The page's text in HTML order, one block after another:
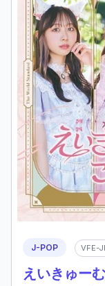
J-POP VFE-
えいきゅー